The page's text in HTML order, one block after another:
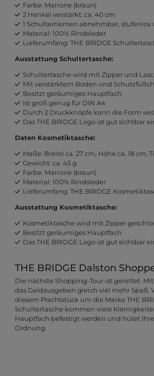
Farbe: Marrone (braun)
2 Henkel verstärkt: ca. 40 cm
1 Schulterriemen abnehmbar, stufenlos
Material: 100% Rindsleder
Lieferumfang: THE BRIDGE
Ausstattung Schultertasche:
Schultertasche wird mit Zipper und
Mit verstärktem Boden und
Besitzt geräumiges Hauptfach
Ist groß genug für DIN A4
Durch 2 Druckknöpfe kann die Form
Das THE BRIDGE Logo ist gut sichtbar
Daten Kosmetiktasche:
Maße: Breite ca. 27 cm, Höhe ca. 18 cm,
Gewicht: ca. 45 g
Farbe: Marrone (braun)
Material: 100% Rindsleder
Lieferumfang: THE BRIDGE
Ausstattung Kosmetiktasche:
Kosmetiktasche wird mit Zipper
Besitzt geräumiges Hauptfach
Das THE BRIDGE Logo ist gut sichtbar
THE BRIDGE Dalston
Die nächste Shopping-Tour ist gerettet.
das Geldausgeben gleich viel mehr Spaß.
diesem Prachtstück um die Marke THE
Schultertasche kommen viele
Hauptfach befestigt werden und hütet
Ordnung.